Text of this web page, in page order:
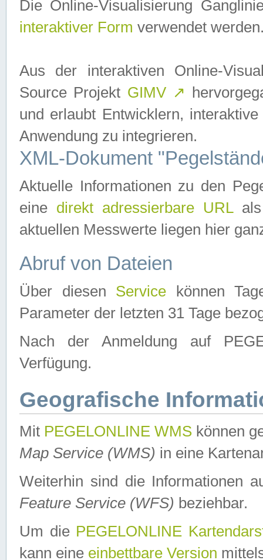
Die Online-Visualisierung
interaktiver Form verwendet
Aus der interaktiven Online-
Source Projekt GIMV ↗
und erlaubt Entwicklern,
Anwendung zu integrieren.
XML-Dokument
Aktuelle Informationen zu den
eine direkt adressierbare URLals
aktuellen Messwerte liegen hier
Abruf von Dateien
Über diesen Service können
Parameter der letzten 31 Tage
Nach der Anmeldung auf
Verfügung.
Geografische
Mit PEGELONLINE WMS können
Map Service (WMS) in eine
Weiterhin sind die Informationen
Feature Service (WFS) beziehbar.
Um die PEGELONLINE
kann eine einbettbare Version